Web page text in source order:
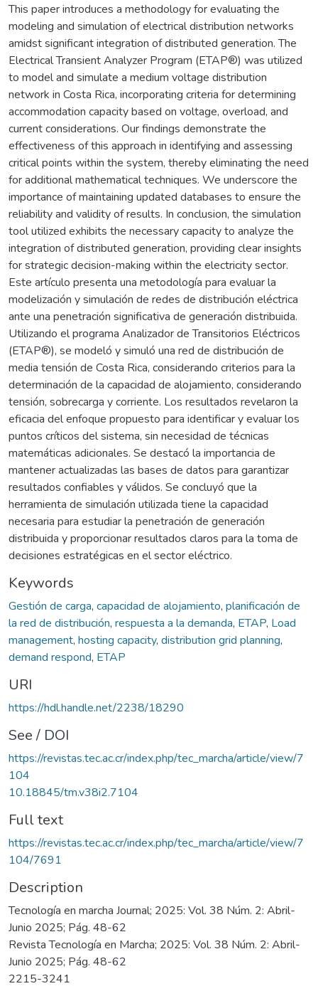
This paper introduces a methodology for evaluating the
modeling and simulation of electrical distribution networks
amidst significant integration of distributed generation. The
Electrical Transient Analyzer Program (ETAP®) was utilized
to model and simulate a medium voltage distribution
network in Costa Rica, incorporating criteria for determining
accommodation capacity based on voltage, overload, and
current considerations. Our findings demonstrate the
effectiveness of this approach in identifying and assessing
critical points within the system, thereby eliminating the need
for additional mathematical techniques. We underscore the
importance of maintaining updated databases to ensure the
reliability and validity of results. In conclusion, the simulation
tool utilized exhibits the necessary capacity to analyze the
integration of distributed generation, providing clear insights
for strategic decision-making within the electricity sector.
Este artículo presenta una metodología para evaluar la
modelización y simulación de redes de distribución eléctrica
ante una penetración significativa de generación distribuida.
Utilizando el programa Analizador de Transitorios Eléctricos
(ETAP®), se modeló y simuló una red de distribución de
media tensión de Costa Rica, considerando criterios para la
determinación de la capacidad de alojamiento, considerando
tensión, sobrecarga y corriente. Los resultados revelaron la
eficacia del enfoque propuesto para identificar y evaluar los
puntos críticos del sistema, sin necesidad de técnicas
matemáticas adicionales. Se destacó la importancia de
mantener actualizadas las bases de datos para garantizar
resultados confiables y válidos. Se concluyó que la
herramienta de simulación utilizada tiene la capacidad
necesaria para estudiar la penetración de generación
distribuida y proporcionar resultados claros para la toma de
decisiones estratégicas en el sector eléctrico.
Keywords
Gestión de carga, capacidad de alojamiento, planificación de
la red de distribución, respuesta a la demanda, ETAP, Load
management, hosting capacity, distribution grid planning,
demand respond, ETAP
URI
https://hdl.handle.net/2238/18290
See / DOI
https://revistas.tec.ac.cr/index.php/tec_marcha/article/view/7
104
10.18845/tm.v38i2.7104
Full text
https://revistas.tec.ac.cr/index.php/tec_marcha/article/view/7
104/7691
Description
Tecnología en marcha Journal; 2025: Vol. 38 Núm. 2: Abril-
Junio 2025; Pág. 48-62
Revista Tecnología en Marcha; 2025: Vol. 38 Núm. 2: Abril-
Junio 2025; Pág. 48-62
2215-3241